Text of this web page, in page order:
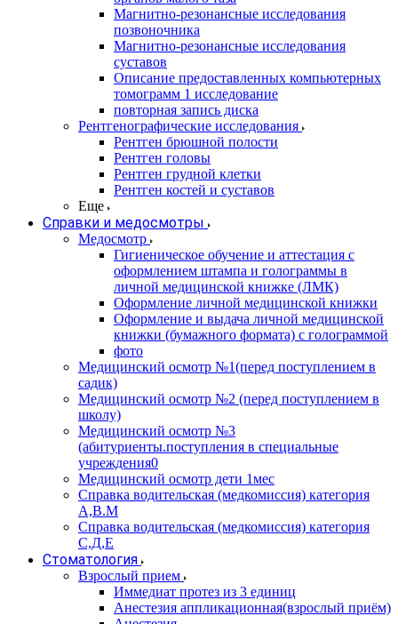
Магнитно-резонансные исследования
позвоночника
Магнитно-резонансные исследования
суставов
Описание предоставленных компьютерных
томограмм 1 исследование
повторная запись диска
Рентгенографические исследования
Рентген брюшной полости
Рентген головы
Рентген грудной клетки
Рентген костей и суставов
Еще
Справки и медосмотры
Медосмотр
Гигиеническое обучение и аттестация с
оформлением штампа и голограммы в
личной медицинской книжке (ЛМК)
Оформление личной медицинской книжки
Оформление и выдача личной медицинской
книжки (бумажного формата) с голограммой
фото
Медицинский осмотр №1(перед поступлением в
садик)
Медицинский осмотр №2 (перед поступлением в
школу)
Медицинский осмотр №3
(абитуриенты.поступления в специальные
учреждения0
Медицинский осмотр дети 1мес
Справка водительская (медкомиссия) категория
А,В.М
Справка водительская (медкомиссия) категория
С,Д,Е
Стоматология
Взрослый прием
Иммедиат протез из 3 единиц
Анестезия аппликационная(взрослый приём)